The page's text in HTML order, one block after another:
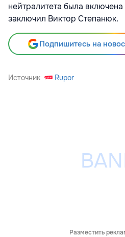
нейтралитета была
заключил Виктор Степанюк.
Подпишитесь на
Источник Rupor
Разместить